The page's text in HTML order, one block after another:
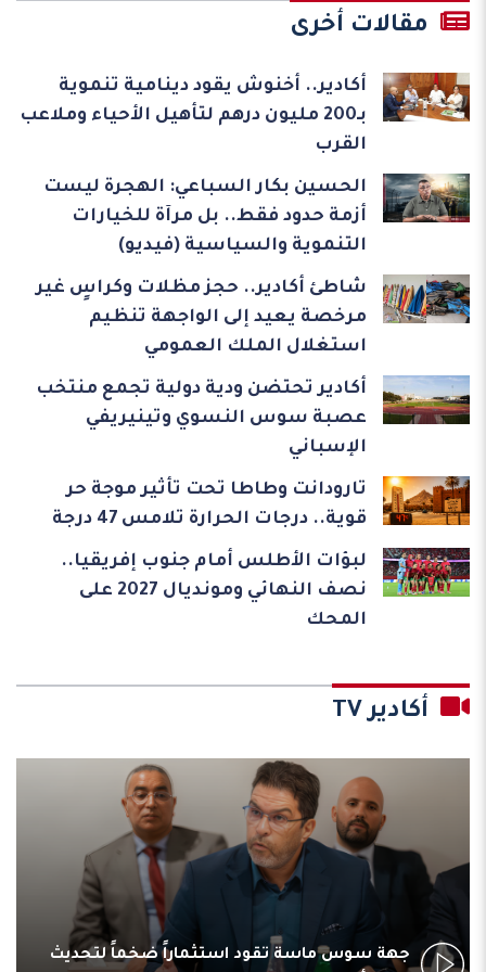
مقالات أخرى
أكادير.. أخنوش يقود دينامية تنموية
بـ200 مليون درهم لتأهيل الأحياء وملاعب
القرب
الحسين بكار السباعي: الهجرة ليست
أزمة حدود فقط.. بل مرآة للخيارات
التنموية والسياسية (فيديو)
شاطئ أكادير.. حجز مظلات وكراسٍ غير
مرخصة يعيد إلى الواجهة تنظيم
استغلال الملك العمومي
أكادير تحتضن ودية دولية تجمع منتخب
عصبة سوس النسوي وتينيريفي
الإسباني
تارودانت وطاطا تحت تأثير موجة حر
قوية.. درجات الحرارة تلامس 47 درجة
لبؤات الأطلس أمام جنوب إفريقيا..
نصف النهائي ومونديال 2027 على
المحك
أكادير TV
جهة سوس ماسة تقود استثماراً ضخماً لتحديث